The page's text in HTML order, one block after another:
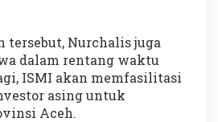
tersebut, Nurchalis juga
dalam rentang waktu
ISMI akan memfasilitasi
asing untuk
Aceh.